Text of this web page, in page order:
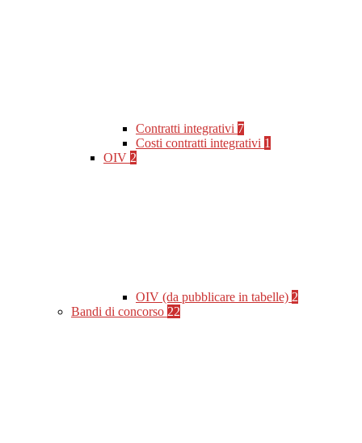
Contratti integrativi 7
Costi contratti integrativi 1
OIV 2
OIV (da pubblicare in tabelle) 2
Bandi di concorso 22